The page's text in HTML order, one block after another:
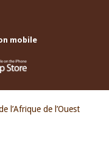
mobile
l’Afrique de l’Ouest